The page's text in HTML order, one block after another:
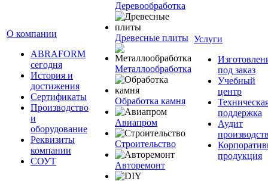
О компании
ABRAFORM
сегодня
История и
достижения
Сертификаты
Производство
и
оборудование
Реквизиты
компании
СОУТ
Деревообработка
Древесные плиты
Металлообработка
Обработка камня
Авиапром
Строительство
Авторемонт
Услуги
под заказ
Учебный
центр
поддержка
Аудит
продукция